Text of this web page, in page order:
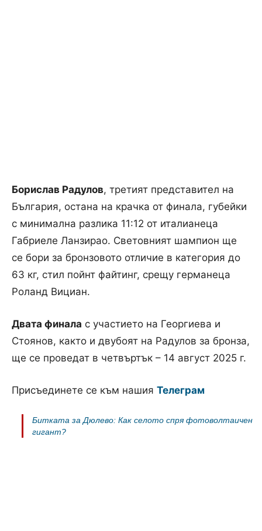
Борислав Радулов, третият представител на
България, остана на крачка от финала, губейки
с минимална разлика 11:12 от италианеца
Габриеле Ланзирао. Световният шампион ще
се бори за бронзовото отличие в категория до
63 кг, стил пойнт файтинг, срещу германеца
Роланд Вициан.
Двата финала с участието на Георгиева и
Стоянов, както и двубоят на Радулов за бронза,
ще се проведат в четвъртък – 14 август 2025 г.
Присъединете се към нашия Телеграм
Битката за Дюлево: Как селото спря фотоволтаичен
гигант?